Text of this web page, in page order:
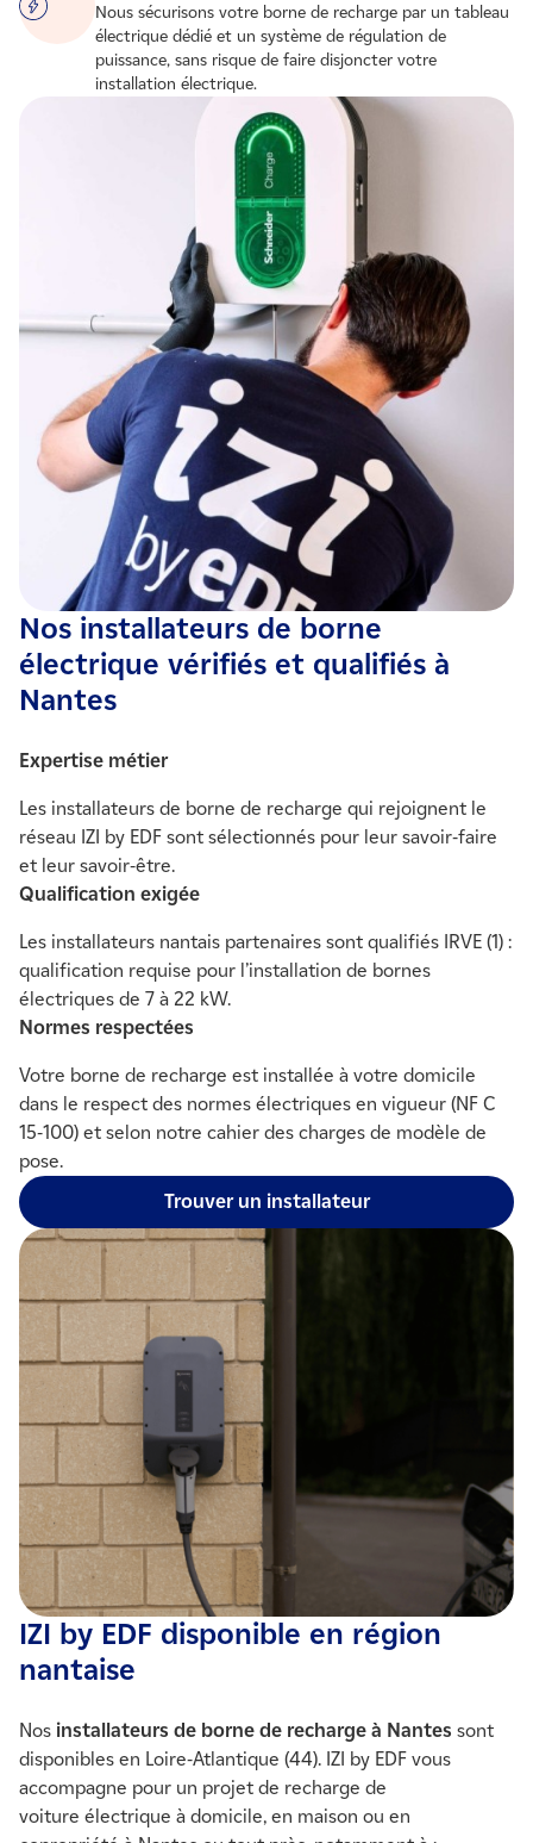
Nous sécurisons votre borne de recharge par un tableau
électrique dédié et un système de régulation de
puissance, sans risque de faire disjoncter votre
installation électrique.
Nos installateurs de borne
électrique vérifiés et qualifiés à
Nantes
Expertise métier
Les installateurs de borne de recharge qui rejoignent le
réseau IZI by EDF sont sélectionnés pour leur savoir-faire
et leur savoir-être.
Qualification exigée
Les installateurs nantais partenaires sont qualifiés IRVE (1) :
qualification requise pour l’installation de bornes
électriques de 7 à 22 kW.
Normes respectées
Votre borne de recharge est installée à votre domicile
dans le respect des normes électriques en vigueur (NF C
15-100) et selon notre cahier des charges de modèle de
pose.
Trouver un installateur
IZI by EDF disponible en région
nantaise
Nos installateurs de borne de recharge à Nantes sont
disponibles en Loire-Atlantique (44). IZI by EDF vous
accompagne pour un projet de recharge de
voiture électrique à domicile, en maison ou en